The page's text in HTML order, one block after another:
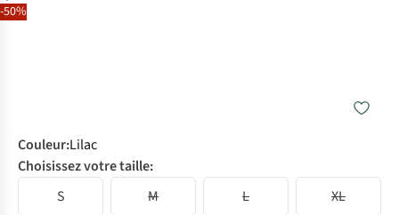
-50%
Couleur:Lilac
Choisissez votre taille:
S
M L XL